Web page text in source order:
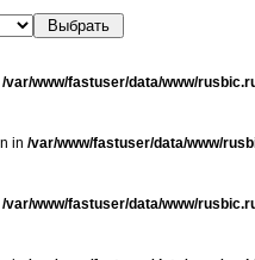
/var/www/fastuser/data/www/
in /var/www/fastuser/data/www/
/var/www/fastuser/data/www/